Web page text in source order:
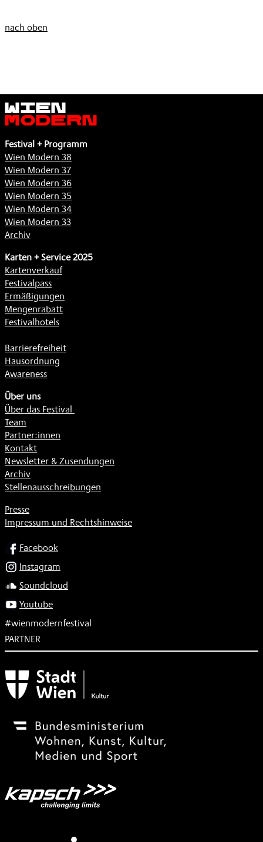
nach oben
Wien
Modern
Festival + Programm
Wien Modern 38
Wien Modern 37
Wien Modern 36
Wien Modern 35
Wien Modern 34
Wien Modern 33
Archiv
Karten + Service 2025
Kartenverkauf
Festivalpass
Ermäßigungen
Mengenrabatt
Festivalhotels
Barrierefreiheit
Hausordnung
Awareness
Über uns
Über das Festival
Team
Partner:innen
Kontakt
Newsletter & Zusendungen
Archiv
Stellenausschreibungen
Presse
Impressum und Rechtshinweise
SOCIALFacebook
Instagram
Soundcloud
Youtube
#wienmodernfestival
PARTNER
Subventionsgeber